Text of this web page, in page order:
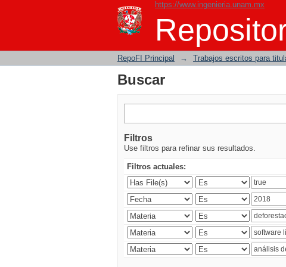
https://www.ingenieria.unam.mx
Buscar
RepoFI Principal → Trabajos escritos para
Buscar
Filtros
Use filtros para refinar sus resultados.
Filtros actuales: